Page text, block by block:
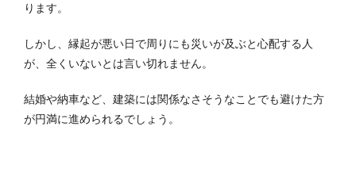
ります。
しかし、縁起が悪い日で周りにも災いが及ぶと心配する人
が、全くいないとは言い切れません。
結婚や納車など、建築には関係なさそうなことでも避けた方
が円満に進められるでしょう。